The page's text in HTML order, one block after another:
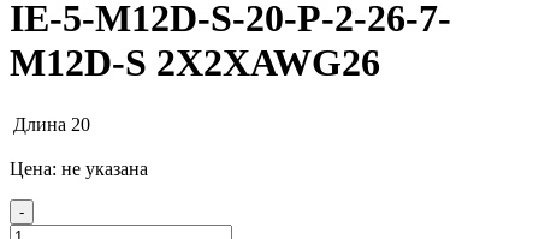
IE-5-M12D-S-20-P-2-26-7-
M12D-S 2X2XAWG26
Длина 20
Цена: не указана
-